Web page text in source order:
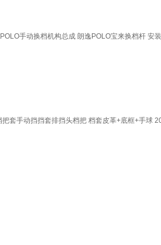
手动换档机构总成 朗逸POLO宝来换档杆 安
套手动挡挡套排挡头档把 档套皮革+底框+手球